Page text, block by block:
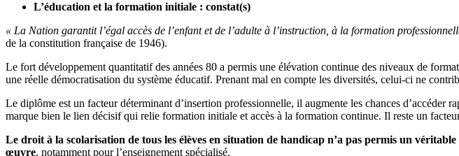
L’éducation et la formation initiale : constat(s)
« La Nation garantit l’égal accès de l’enfant et de l’adulte à l’instruction, à la formation
de la constitution française de 1946).
Le fort développement quantitatif des années 80 a permis une élévation continue des niveaux de
une réelle démocratisation du système éducatif. Prenant mal en compte les diversités, celui-ci ne
Le diplôme est un facteur déterminant d’insertion professionnelle, il augmente les chances
marque bien le lien décisif qui relie formation initiale et accès à la formation continue. Il reste un
Le droit à la scolarisation de tous les élèves en situation de handicap n’a pas permis un
œuvre, notamment pour l’enseignement spécialisé.